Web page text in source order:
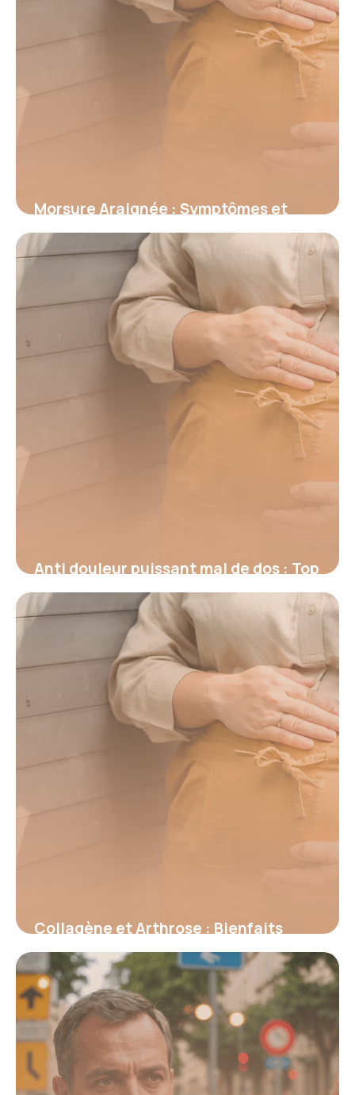
Morsure Araignée : Symptômes et
Premiers Secours
18 juin 2026
Anti douleur puissant mal de dos : Top
2026
17 juin 2026
Collagène et Arthrose : Bienfaits
Prouvés 2026
16 juin 2026